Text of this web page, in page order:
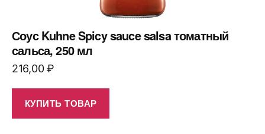
Соус Kuhne Spicy sauce salsa томатный
сальса, 250 мл
216,00₽
КУПИТЬ ТОВАР